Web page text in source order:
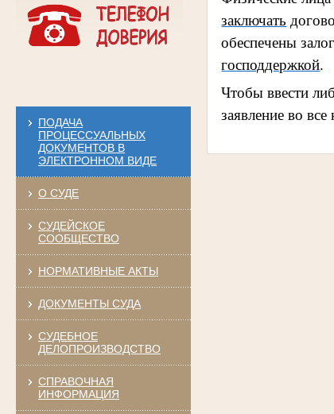
ПОДАЧА
ПРОЦЕССУАЛЬНЫХ
ДОКУМЕНТОВ В
ЭЛЕКТРОННОМ ВИДЕ
О СУДЕ
СУДЕЙСКОЕ
СООБЩЕСТВО
НОРМАТИВНЫЕ АКТЫ
ДОКУМЕНТЫ СУДА
СУДЕБНОЕ
ДЕЛОПРОИЗВОДСТВО
СПРАВОЧНАЯ
ИНФОРМАЦИЯ
заключать
обеспечены
господдержкой.
Чтобы ввести
заявление во